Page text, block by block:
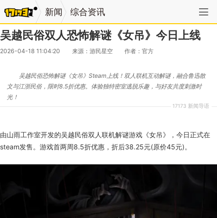
新闻 综合资讯
吴越民俗双人恐怖解谜《女吊》今日上线
2026-04-18 11:04:20 来源：游民星空 作者：官方
17173 新闻导语
吴越民俗恐怖解谜《女吊》Steam上线！双人联机互动解谜，融合鲁迅散
文与江浙民俗，限时8.5折优惠。体验独特密室逃脱乐趣，与好友共度刺激时
光！
由山雨工作室开发的吴越民俗双人联机解谜游戏《女吊》，今日正式在
steam发售。游戏首两周8.5折优惠，折后38.25元(原价45元)。